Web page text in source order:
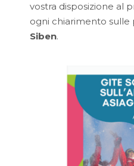
vostra disposizione al
ogni chiarimento sulle
Siben.